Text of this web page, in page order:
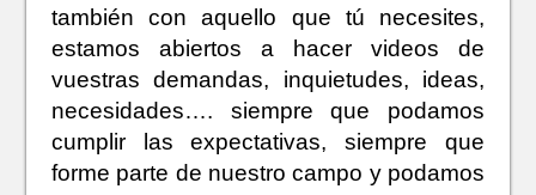
también con aquello que tú necesites,
estamos abiertos a hacer videos de
vuestras demandas, inquietudes, ideas,
necesidades…. siempre que podamos
cumplir las expectativas, siempre que
forme parte de nuestro campo y podamos